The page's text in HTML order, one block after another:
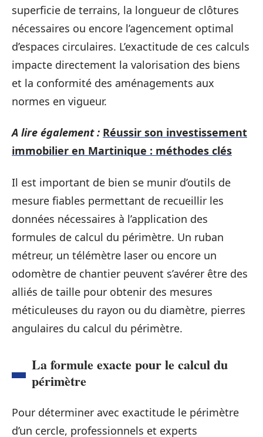
superficie de terrains, la longueur de clôtures
nécessaires ou encore l’agencement optimal
d’espaces circulaires. L’exactitude de ces calculs
impacte directement la valorisation des biens
et la conformité des aménagements aux
normes en vigueur.
A lire également : Réussir son investissement
immobilier en Martinique : méthodes clés
Il est important de bien se munir d’outils de
mesure fiables permettant de recueillir les
données nécessaires à l’application des
formules de calcul du périmètre. Un ruban
métreur, un télémètre laser ou encore un
odomètre de chantier peuvent s’avérer être des
alliés de taille pour obtenir des mesures
méticuleuses du rayon ou du diamètre, pierres
angulaires du calcul du périmètre.
La formule exacte pour le calcul du
périmètre
Pour déterminer avec exactitude le périmètre
d’un cercle, professionnels et experts